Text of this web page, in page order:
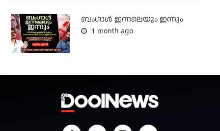
ബംഗാള്‍ ഇന്നലെയും ഇന്നും
1 month ago